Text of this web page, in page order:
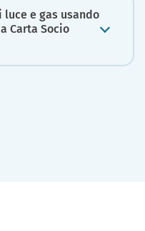
e gas usando
Carta Socio